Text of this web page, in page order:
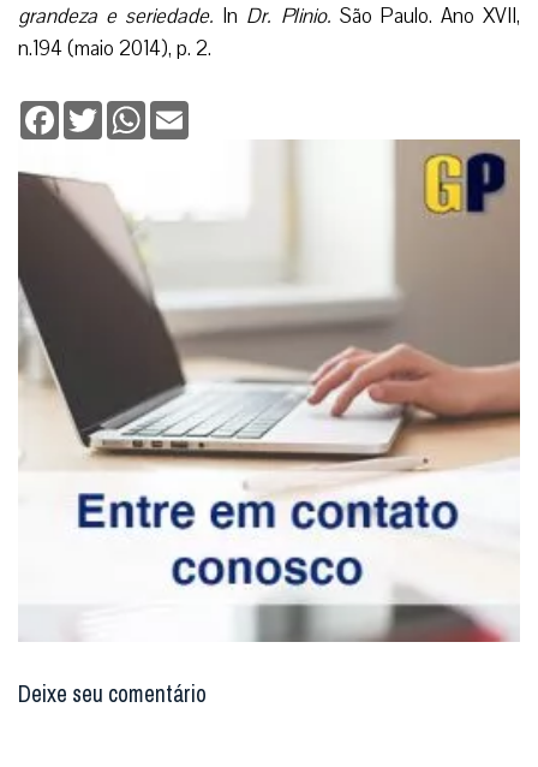
grandeza e seriedade. In Dr. Plinio. São Paulo. Ano XVII,
n.194 (maio 2014), p. 2.
Facebook
TwitterWhatsApp
Deixe seu comentário